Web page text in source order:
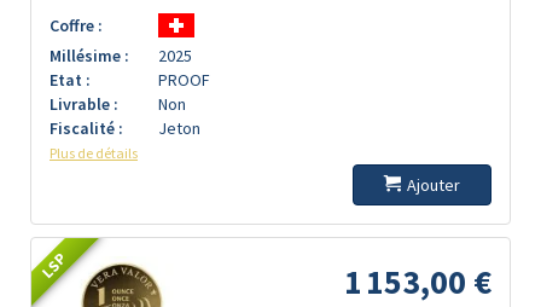
Coffre :
Millésime :
2025
Etat :
PROOF
Livrable :
Non
Fiscalité :
Jeton
Plus de détails
Ajouter
LSP 1 153,00 €